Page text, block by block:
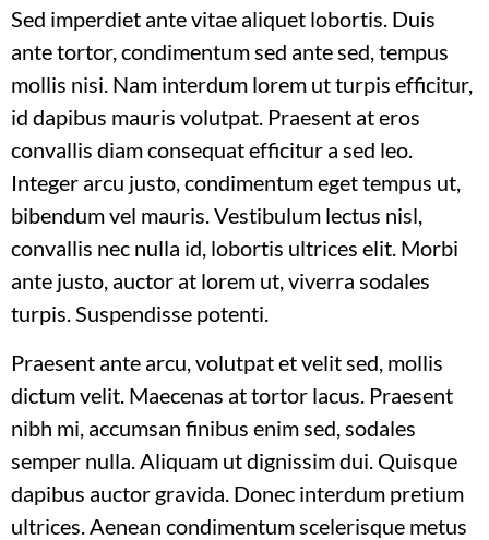
Sed imperdiet ante vitae aliquet lobortis. Duis
ante tortor, condimentum sed ante sed, tempus
mollis nisi. Nam interdum lorem ut turpis efficitur,
id dapibus mauris volutpat. Praesent at eros
convallis diam consequat efficitur a sed leo.
Integer arcu justo, condimentum eget tempus ut,
bibendum vel mauris. Vestibulum lectus nisl,
convallis nec nulla id, lobortis ultrices elit. Morbi
ante justo, auctor at lorem ut, viverra sodales
turpis. Suspendisse potenti.
Praesent ante arcu, volutpat et velit sed, mollis
dictum velit. Maecenas at tortor lacus. Praesent
nibh mi, accumsan finibus enim sed, sodales
semper nulla. Aliquam ut dignissim dui. Quisque
dapibus auctor gravida. Donec interdum pretium
ultrices. Aenean condimentum scelerisque metus